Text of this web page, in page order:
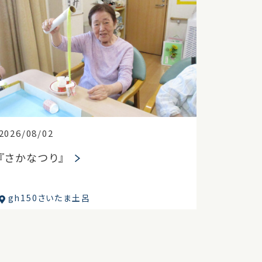
08/02
さかなつり』
gh150さいたま土呂